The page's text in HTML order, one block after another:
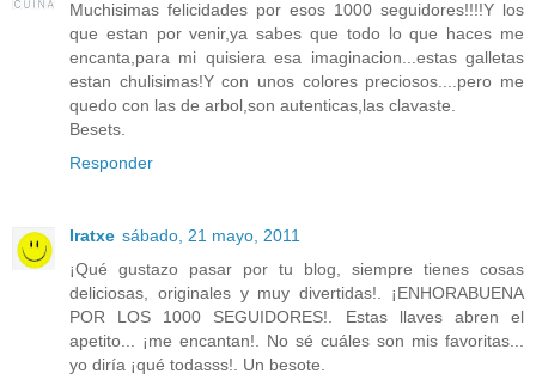
Muchisimas felicidades por esos 1000 seguidores!!!!Y los
que estan por venir,ya sabes que todo lo que haces me
encanta,para mi quisiera esa imaginacion...estas galletas
estan chulisimas!Y con unos colores preciosos....pero me
quedo con las de arbol,son autenticas,las clavaste.
Besets.
Responder
Iratxe sábado, 21 mayo, 2011
¡Qué gustazo pasar por tu blog, siempre tienes cosas
deliciosas, originales y muy divertidas!. ¡ENHORABUENA
POR LOS 1000 SEGUIDORES!. Estas llaves abren el
apetito... ¡me encantan!. No sé cuáles son mis favoritas...
yo diría ¡qué todasss!. Un besote.